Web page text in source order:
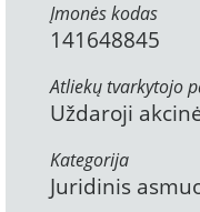
Įmonės kodas
141648845
Atliekų tvarkytojo
Uždaroji
Kategorija
Juridinis